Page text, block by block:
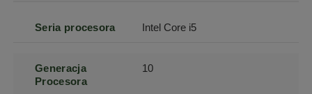
Seria procesora Intel Core i5
Generacja
Procesora
10